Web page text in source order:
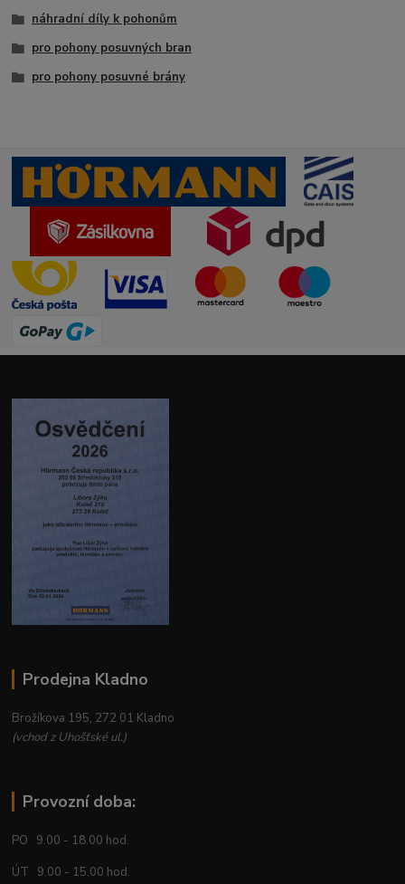
náhradní díly k pohonům
pro pohony posuvných bran
pro pohony posuvné brány
Prodejna Kladno
Brožíkova 195, 272 01 Kladno
(vchod z Uhošťské ul.)
Provozní doba:
PO 9.00 - 18.00 hod.
ÚT 9.00 - 15.00 hod.